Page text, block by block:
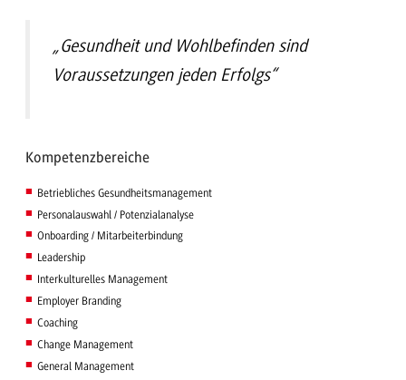
„Gesundheit und Wohlbefinden sind
Voraussetzungen jeden Erfolgs“
Kompetenzbereiche
Betriebliches Gesundheitsmanagement
Personalauswahl / Potenzialanalyse
Onboarding / Mitarbeiterbindung
Leadership
Interkulturelles Management
Employer Branding
Coaching
Change Management
General Management